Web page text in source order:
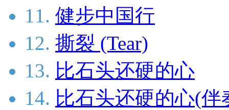
11. 健步中国行
12. 撕裂 (Tear)
13. 比石头还硬的心
14. 比石头还硬的心(伴